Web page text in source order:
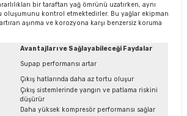
bir taraftan yağ ömrünü uzatırken, aynı
oluşumunu kontrol etmektedirler. Bu yağlar ekipman
aşınma ve korozyona karşı benzersiz koruma
Avantajları ve Sağlayabileceği Faydalar
Supap performansı artar
Çıkış hatlarında daha az tortu oluşur
Çıkış sistemlerinde yangın ve patlama riskini
düşürür
Daha yüksek kompresör performansı sağlar